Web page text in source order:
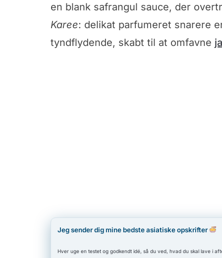
en blank safrangul sauce, der
Karee: delikat parfumeret snarere
tyndflydende, skabt til at omfavne
Jeg sender dig mine bedste asiatiske opskrifter
Hver uge en testet og godkendt idé, så du ved, hvad du skal lave i